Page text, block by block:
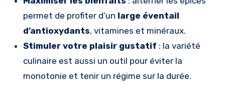
permet de profiter d’un large éventail
d’antioxydants, vitamines et minéraux.
Stimuler votre plaisir gustatif : la variété
culinaire est aussi un outil pour éviter la
monotonie et tenir un régime sur la durée.